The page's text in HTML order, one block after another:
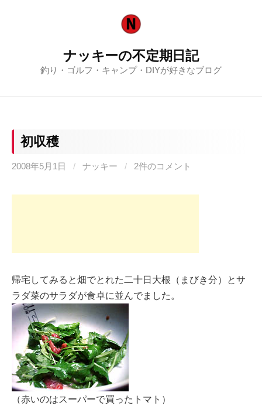
ナッキーの不定期日記
釣り・ゴルフ・キャンプ・DIYが好きなブログ
初収穫
2008年5月1日 / ナッキー / 2件のコメント
帰宅してみると畑でとれた二十日大根（まびき分）とサ
ラダ菜のサラダが食卓に並んでました。
（赤いのはスーパーで買ったトマト）